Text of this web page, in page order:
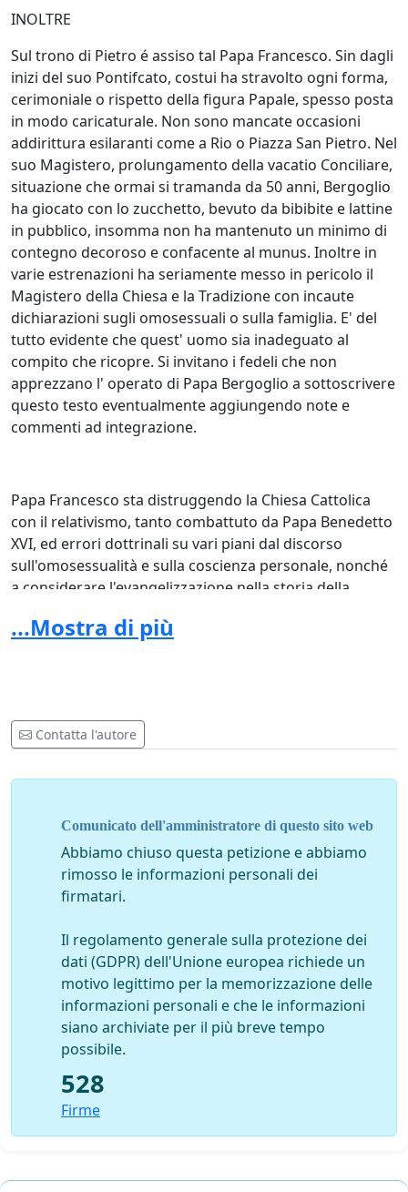
INOLTRE
Sul trono di Pietro é assiso tal Papa Francesco. Sin dagli
inizi del suo Pontifcato, costui ha stravolto ogni forma,
cerimoniale o rispetto della figura Papale, spesso posta
in modo caricaturale. Non sono mancate occasioni
addirittura esilaranti come a Rio o Piazza San Pietro. Nel
suo Magistero, prolungamento della vacatio Conciliare,
situazione che ormai si tramanda da 50 anni, Bergoglio
ha giocato con lo zucchetto, bevuto da bibibite e lattine
in pubblico, insomma non ha mantenuto un minimo di
contegno decoroso e confacente al munus. Inoltre in
varie estrenazioni ha seriamente messo in pericolo il
Magistero della Chiesa e la Tradizione con incaute
dichiarazioni sugli omosessuali o sulla famiglia. E' del
tutto evidente che quest' uomo sia inadeguato al
compito che ricopre. Si invitano i fedeli che non
apprezzano l' operato di Papa Bergoglio a sottoscrivere
questo testo eventualmente aggiungendo note e
commenti ad integrazione.
Papa Francesco sta distruggendo la Chiesa Cattolica
con il relativismo, tanto combattuto da Papa Benedetto
XVI, ed errori dottrinali su vari piani dal discorso
sull'omosessualità e sulla coscienza personale, nonché
a considerare l'evangelizzazione nella storia della
il Verbo incarnato. I riscontri sono oggettivi in quasi
CHIARAMENTE PROTESTANTE E ANTICLERICALE.
Partecipiamo numerosi a questa petizione facendola
da ottenere lo scopo prefissato a salvaguardia della
2014-02-04 13:53
Si tratta di essere OBIETTIVI:
bergoglio nè parla da Papa, nè da Vescovo,
eretico\apostata
Se è scandaloso dire questo, è perchè è ancora più
scandaloso che sia dove mai dovrebbe essere
Sta rovinando, ridicolizzando, dissacrando il Mandato e
...Mostra di più
Contatta l'autore
Comunicato dell'amministratore di questo sito web
Abbiamo chiuso questa petizione e abbiamo
rimosso le informazioni personali dei
firmatari.
Il regolamento generale sulla protezione dei
dati (GDPR) dell'Unione europea richiede un
motivo legittimo per la memorizzazione delle
informazioni personali e che le informazioni
siano archiviate per il più breve tempo
possibile.
528
Firme